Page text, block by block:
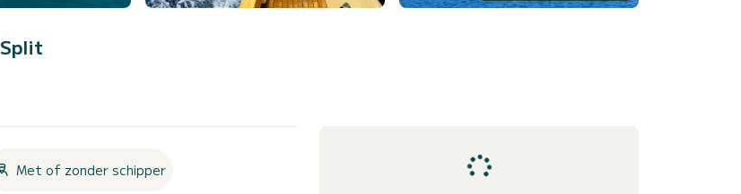
Split
Met of zonder schipper